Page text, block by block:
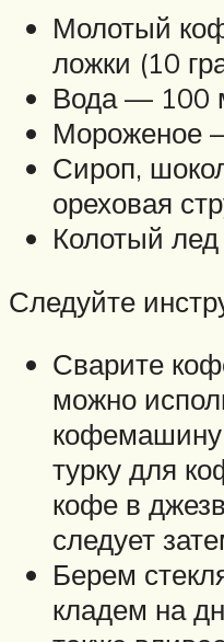
Молотый
ложки (10
Вода — 100
Мороженое
Сироп,
ореховая
Колотый
Следуйте
Сварите
можно
турку для
кофе в
следует
Берем
кладем на